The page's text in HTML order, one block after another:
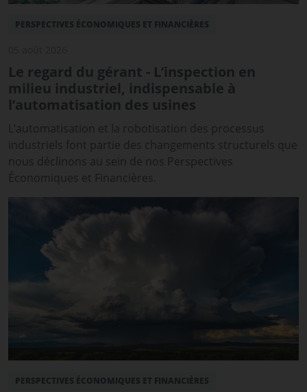
PERSPECTIVES ÉCONOMIQUES ET FINANCIÈRES
Le regard du gérant - L’inspection en
milieu industriel, indispensable à
l’automatisation des usines
L’automatisation et la robotisation des processus
industriels font partie des changements structurels que
nous déclinons au sein de nos Perspectives
Économiques et Financières.
PERSPECTIVES ÉCONOMIQUES ET FINANCIÈRES